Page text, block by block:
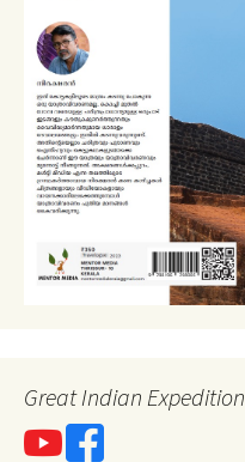
Great Indian Expedition